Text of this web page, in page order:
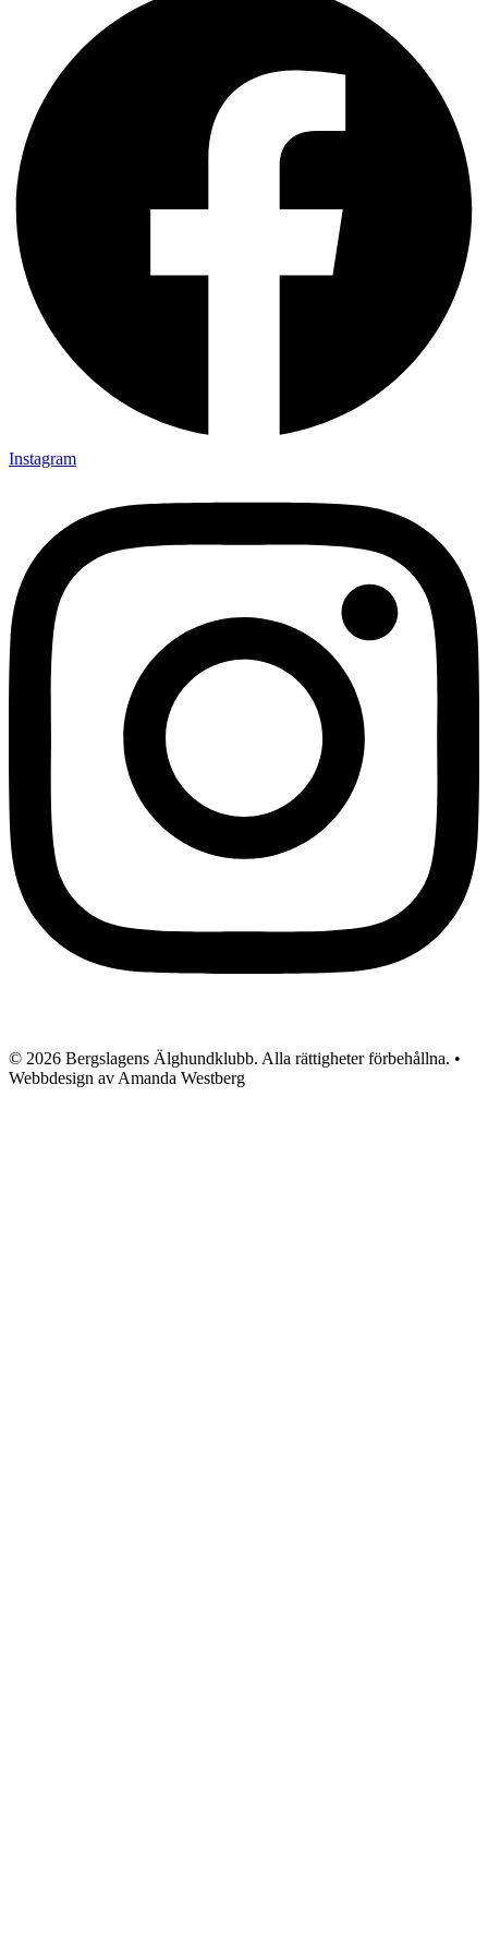
Instagram
© 2026 Bergslagens Älghundklubb. Alla rättigheter förbehållna. •
Webbdesign av Amanda Westberg